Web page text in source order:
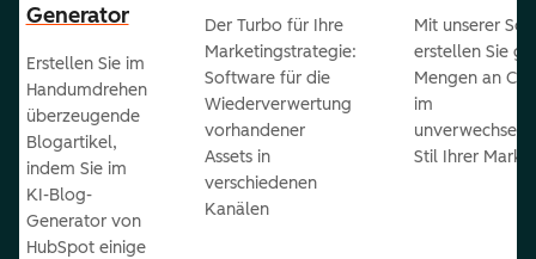
Generator
Erstellen Sie im
Handumdrehen
überzeugende
Blogartikel,
indem Sie im
KI-Blog-
Generator von
HubSpot einige
Der Turbo für Ihre
Marketingstrategie:
Software für die
Wiederverwertung
vorhandener
Assets in
verschiedenen
Kanälen
Mit unserer
erstellen Sie
Mengen an
im
Stil Ihrer Marke.